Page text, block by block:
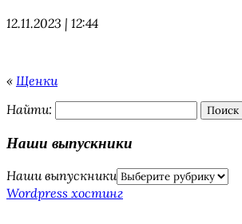
12.11.2023 | 12:44
« Щенки
Найти:
Наши выпускники
Наши выпускники
Wordpress хостинг